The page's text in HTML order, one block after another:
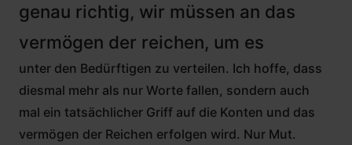
genau richtig, wir müssen an das
vermögen der reichen, um es
unter den Bedürftigen zu verteilen. Ich hoffe, dass
diesmal mehr als nur Worte fallen, sondern auch
mal ein tatsächlicher Griff auf die Konten und das
vermögen der Reichen erfolgen wird. Nur Mut.